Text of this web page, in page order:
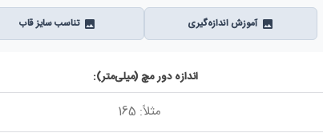
آموزش اندازه‌گیری تناسب سایز قاب
اندازه دور مچ (میلی‌متر):